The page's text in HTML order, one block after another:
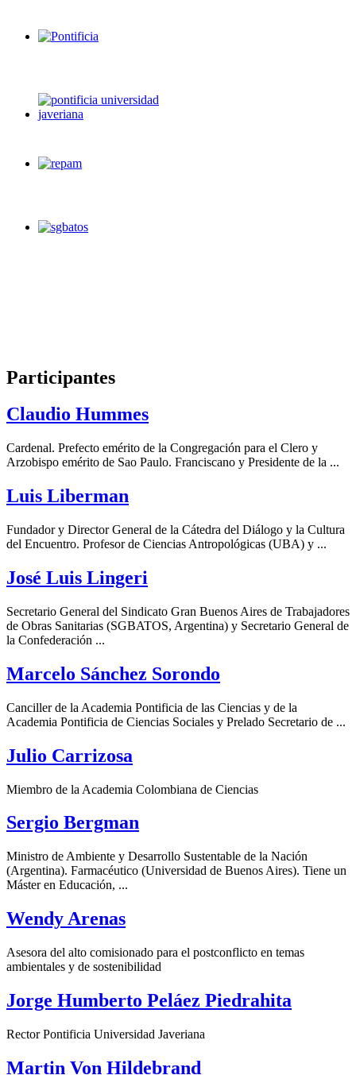
Participantes
Claudio Hummes
Cardenal. Prefecto emérito de la Congregación para el Clero y
Arzobispo emérito de Sao Paulo. Franciscano y Presidente de la ...
Luis Liberman
Fundador y Director General de la Cátedra del Diálogo y la Cultura
del Encuentro. Profesor de Ciencias Antropológicas (UBA) y ...
José Luis Lingeri
Secretario General del Sindicato Gran Buenos Aires de Trabajadores
de Obras Sanitarias (SGBATOS, Argentina) y Secretario General de
la Confederación ...
Marcelo Sánchez Sorondo
Canciller de la Academia Pontificia de las Ciencias y de la
Academia Pontificia de Ciencias Sociales y Prelado Secretario de ...
Julio Carrizosa
Miembro de la Academia Colombiana de Ciencias
Sergio Bergman
Ministro de Ambiente y Desarrollo Sustentable de la Nación
(Argentina). Farmacéutico (Universidad de Buenos Aires). Tiene un
Máster en Educación, ...
Wendy Arenas
Asesora del alto comisionado para el postconflicto en temas
ambientales y de sostenibilidad
Jorge Humberto Peláez Piedrahita
Rector Pontificia Universidad Javeriana
Martin Von Hildebrand